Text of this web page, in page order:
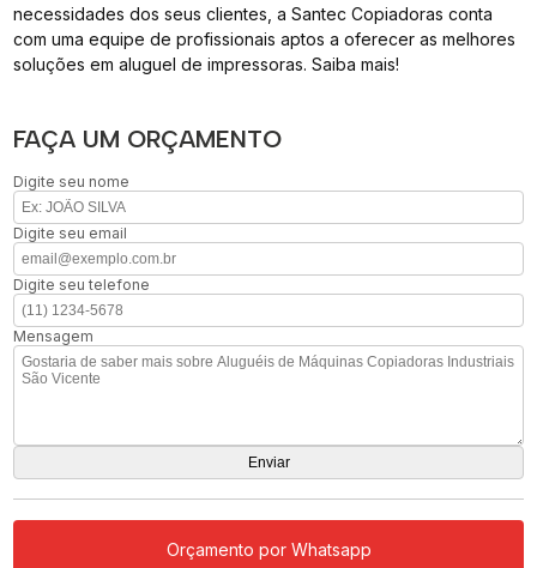
necessidades dos seus clientes, a Santec Copiadoras conta
com uma equipe de profissionais aptos a oferecer as melhores
soluções em aluguel de impressoras. Saiba mais!
FAÇA UM ORÇAMENTO
Digite seu nome
Digite seu email
Digite seu telefone
Mensagem
Orçamento por Whatsapp